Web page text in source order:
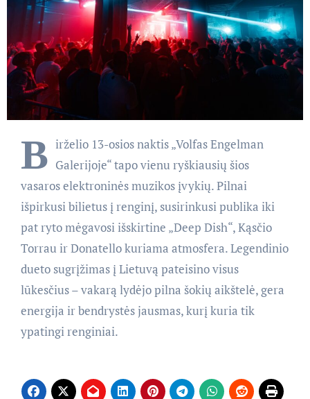
B irželio 13-osios naktis „Volfas Engelman
Galerijoje“ tapo vienu ryškiausių šios
vasaros elektroninės muzikos įvykių. Pilnai
išpirkusi bilietus į renginį, susirinkusi publika iki
pat ryto mėgavosi išskirtine „Deep Dish“, Kąsčio
Torrau ir Donatello kuriama atmosfera. Legendinio
dueto sugrįžimas į Lietuvą pateisino visus
lūkesčius – vakarą lydėjo pilna šokių aikštelė, gera
energija ir bendrystės jausmas, kurį kuria tik
ypatingi renginiai.